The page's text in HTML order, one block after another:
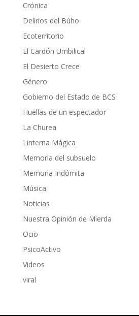
Crónica
Delirios del Búho
Ecoterritorio
El Cardón Umbilical
El Desierto Crece
Género
Gobierno del Estado de BCS
Huellas de un espectador
La Churea
Linterna Mágica
Memoria del subsuelo
Memoria Indómita
Música
Noticias
Nuestra Opinión de Mierda
Ocio
PsicoActivo
Videos
viral